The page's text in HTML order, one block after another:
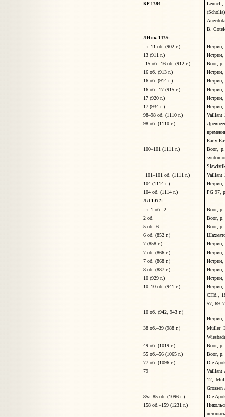
КР 1284
Leuncl.;
B.
ЛИ ок.1425:
л. 11 об. (902 г.)
13 (911 г.)
15 об.–16 об. (912 г.)
Boor, p.
16 об. (913 г.)
16 об. (914 г.)
16 об.–17 (915 г.)
17 (920 г.)
17 (934 г.)
98–98 об. (1110 г.)
Vaillant
98 об. (1110 г.)
Early
100–101 (1111 г.)
Boor,
101–101 об. (1111 г.)
Vaillant
104 (1114 г.)
104 об. (1114 г.)
PG 97,
ЛЛ 1377:
л. 1 об.–2
Boor, p.
2 об.
Boor, p.
5 об.–6
Boor, p.
6 об. (852 г.)
7 (858 г.)
7 об. (866 г.)
7 об. (868 г.)
8 об. (887 г.)
10 (929 г.)
10–10 об. (941 г.)
Истрин,
СПб.,
57,
10 об. (942, 943 г.)
38 об.–39 (988 г.)
Müller
49 об. (1019 г.)
Boor, p.
55 об.–56 (1065 г.)
Boor, p.
77 об. (1096 г.)
Die
79
Vaillant
12;
85а–85 об. (1096 г.)
Die
158 об.–159 (1231 г.)